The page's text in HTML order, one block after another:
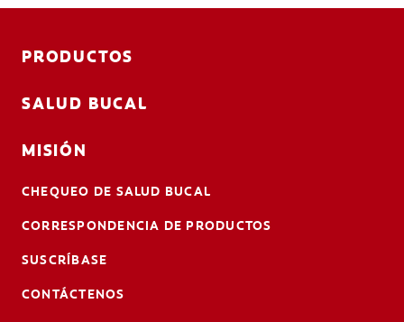
PRODUCTOS
SALUD BUCAL
MISIÓN
CHEQUEO DE SALUD BUCAL
CORRESPONDENCIA DE PRODUCTOS
SUSCRÍBASE
CONTÁCTENOS